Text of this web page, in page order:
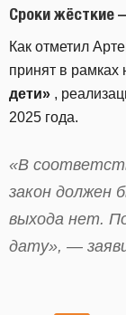
Сроки жёсткие
Как отметил
принят в рамках
дети» ,
2025 года.
«В
закон должен
выхода нет.
дату», —